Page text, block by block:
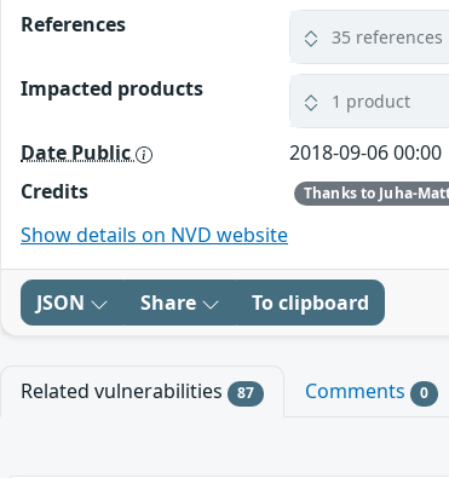
References
35 references
Impacted products 1 product
Date Public
2018-09-06 00:00
Credits
Show details on NVD website
JSON Share To clipboard
Related vulnerabilities 87 Comments 0